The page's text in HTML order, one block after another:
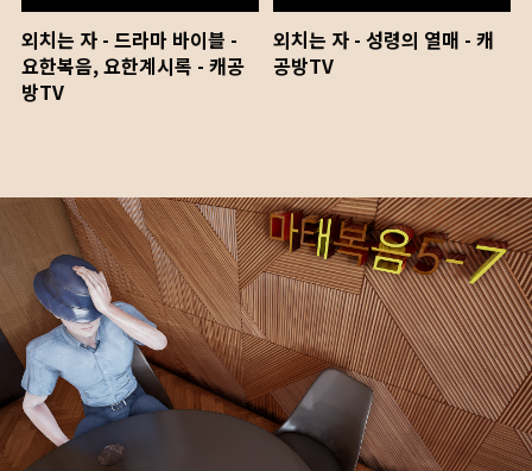
외치는 자 - 드라마 바이블 -
요한복음, 요한계시록 - 캐공
방TV
외치는 자 - 성령의 열매 - 캐
공방TV